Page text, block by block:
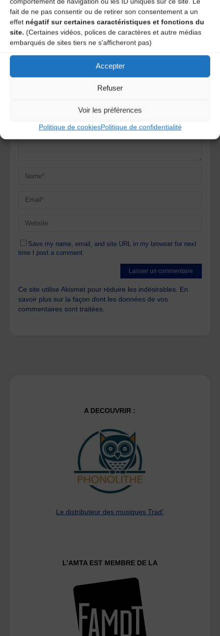
fait de ne pas consentir ou de retirer son consentement a un
effet négatif sur certaines caractéristiques et fonctions du
site. (Certaines vidéos, polices de caractères et autre médias
embarqués de sites tiers ne s'afficheront pas)
Accepter
Refuser
Voir les préférences
Politique de cookiesPolitique de confidentialité
Laisser un
commentaire
Votre adresse e-mail ne sera pas publiée.
obligatoires sont indiqués avec*
Save my name, email, and site URL in my browser for next
time I post a comment.
Ce site utilise Akismet pour réduire les indésirables. En
savoir plus sur la façon dont les données de vos
commentaires sont traitées.
A DECOUVRIR :
Le distributeur des musiques Trad'
L’AMTA EST MEMBRE DE LA